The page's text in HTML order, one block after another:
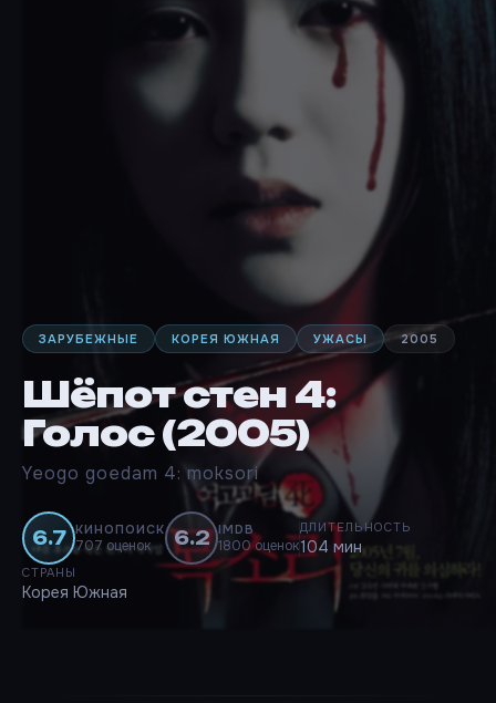
ЗАРУБЕЖНЫЕ КОРЕЯ ЮЖНАЯ УЖАСЫ 2005
Шёпот стен 4:
Голос (2005)
Yeogo goedam 4: moksori
6.7 КИНОПОИСК
707 оценок 6.2 IMDB
1800 оценок
ДЛИТЕЛЬНОСТЬ
104 мин
СТРАНЫ
Корея Южная